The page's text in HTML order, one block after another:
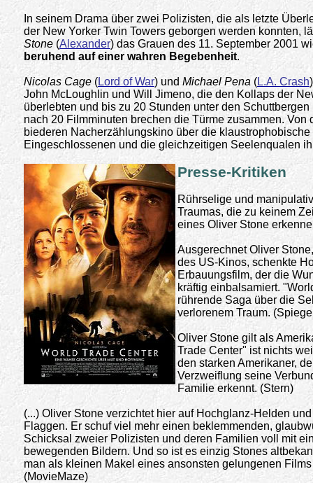
In seinem Drama über zwei Polizisten, die als letzte
der New Yorker Twin Towers geborgen werden konnten,
Stone (Alexander) das Grauen des 11. September 2001
beruhend auf einer wahren Begebenheit.
Nicolas Cage (Lord of War) und Michael Pena (L.A. Crash
John McLoughlin und Will Jimeno, die den Kollaps der
überlebten und bis zu 20 Stunden unter den
nach 20 Filmminuten brechen die Türme zusammen. Von
biederen Nacherzählungskino über die klaustrophobische
Eingeschlossenen und die gleichzeitigen Seelenqualen
Presse-Kritiken
Rührselige und
Traumas, die zu keinem
eines Oliver Stone
Ausgerechnet Oliver
des US-Kinos, schenkte
Erbauungsfilm, der die
kräftig einbalsamiert.
rührende Saga über die
verlorenem Traum.
Oliver Stone gilt als
Trade Center" ist nichts
den starken Amerikaner,
Verzweiflung seine
Familie erkennt. (Stern)
(...) Oliver Stone verzichtet hier auf Hochglanz-Helden
Flaggen. Er schuf viel mehr einen beklemmenden,
Schicksal zweier Polizisten und deren Familien voll mit
bewegenden Bildern. Und so ist es einzig Stones
man als kleinen Makel eines ansonsten gelungenen
(MovieMaze)